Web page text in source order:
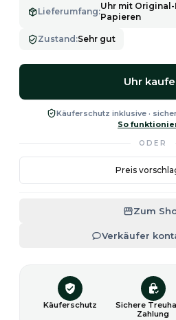
Lieferumfang:
Uhr mit
Papieren
Zustand :Sehr gut
Uhr
Käuferschutz inklusive ·
So
ODER
Preis
Zum
Verkäufer
Käuferschutz
Sichere
Zahlung